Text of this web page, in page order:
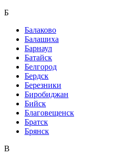
Б
Балаково
Балашиха
Барнаул
Батайск
Белгород
Бердск
Березники
Биробиджан
Бийск
Благовещенск
Братск
Брянск
В